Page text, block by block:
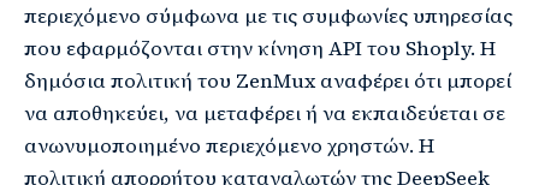
περιεχόμενο σύμφωνα με τις συμφωνίες υπηρεσίας
που εφαρμόζονται στην κίνηση API του Shoply. Η
δημόσια πολιτική του ZenMux αναφέρει ότι μπορεί
να αποθηκεύει, να μεταφέρει ή να εκπαιδεύεται σε
ανωνυμοποιημένο περιεχόμενο χρηστών. Η
πολιτική απορρήτου καταναλωτών της DeepSeek